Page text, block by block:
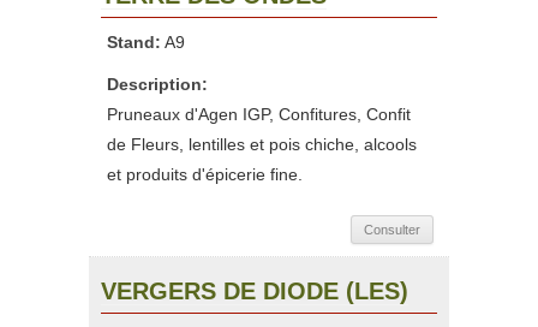
Stand: A9
Description:
Pruneaux d'Agen IGP, Confitures, Confit
de Fleurs, lentilles et pois chiche, alcools
et produits d'épicerie fine.
Consulter
VERGERS DE DIODE (LES)